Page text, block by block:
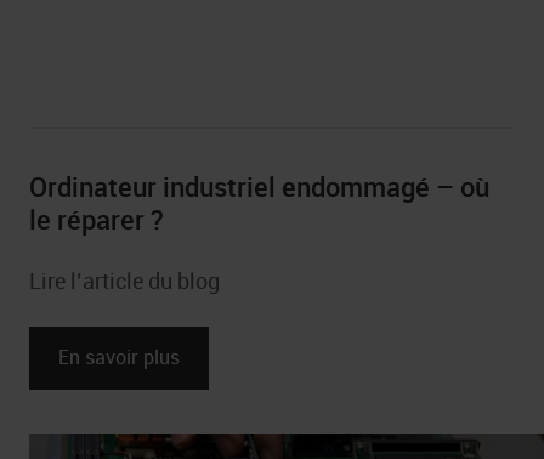
Industrie pharmaceutique
Ordinateur industriel endommagé – où
le réparer ?
Lire l’article du blog
En savoir plus